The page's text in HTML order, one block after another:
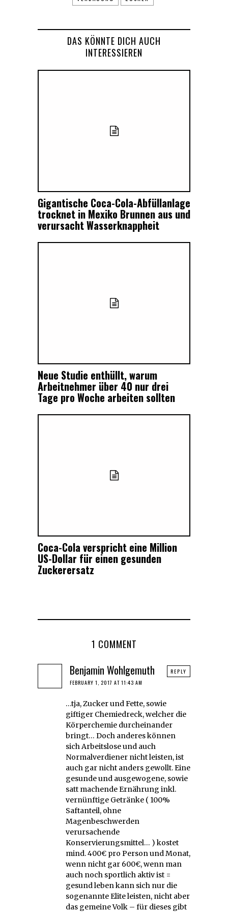
DAS KÖNNTE DICH AUCH
INTERESSIEREN
Gigantische Coca-Cola-Abfüllanlage
trocknet in Mexiko Brunnen aus und
verursacht Wasserknappheit
Neue Studie enthüllt, warum
Arbeitnehmer über 40 nur drei
Tage pro Woche arbeiten sollten
Coca-Cola verspricht eine Million
US-Dollar für einen gesunden
Zuckerersatz
1 COMMENT
Benjamin Wohlgemuth
FEBRUARY 1, 2017 AT 11:43 AM
…tja, Zucker und Fette, sowie
giftiger Chemiedreck, welcher die
Körperchemie durcheinander
bringt… Doch anderes können
sich Arbeitslose und auch
Normalverdiener nicht leisten, ist
auch gar nicht anders gewollt. Eine
gesunde und ausgewogene, sowie
satt machende Ernährung inkl.
vernünftige Getränke ( 100%
Saftanteil, ohne
Magenbeschwerden
verursachende
Konservierungsmittel… ) kostet
mind. 400€ pro Person und Monat,
wenn nicht gar 600€, wenn man
auch noch sportlich aktiv ist =
gesund leben kann sich nur die
sogenannte Elite leisten, nicht aber
das gemeine Volk – für dieses gibt
REPLY